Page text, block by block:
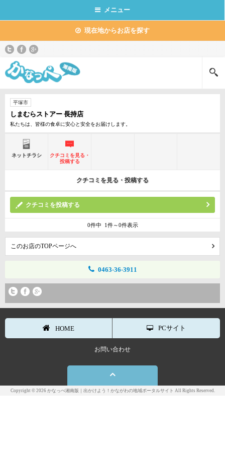
メニュー
現在地からお店を探す
平塚市
しまむらストアー 長持店
私たちは、皆様の食卓に安心と安全をお届けします。
ネットチラシ
クチコミを見る・
投稿する
クチコミを見る・投稿する
クチコミを投稿する
0件中 1件～0件表示
このお店のTOPページへ
0463-36-3911
HOME PCサイト
お問い合わせ
Copyright © 2026 かなっぺ湘南版｜出かけよう！かながわの地域ポータルサイト All Rights Reserved.